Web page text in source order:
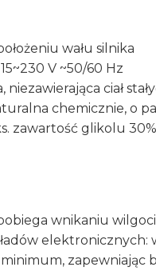
wału silnika
V ~50/60 Hz
niezawierająca ciał
chemicznie, o
zawartość glikolu
wnikaniu
elektronicznych:
zapewniając